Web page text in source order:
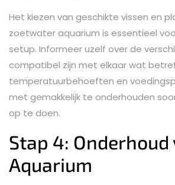
Het kiezen van geschikte vissen en
zoetwater aquarium is essentieel
setup. Informeer uzelf over de
compatibel zijn met elkaar wat
temperatuurbehoeften en
met gemakkelijk te onderhouden
op te doen.
Stap 4:
Aquarium